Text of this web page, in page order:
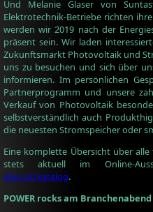
Und Melanie Glaser von
Elektrotechnik-Betriebe richten
werden wir 2019 nach der
präsent sein. Wir laden
Zukunftsmarkt Photovoltaik und
uns zu besuchen und sich über
informieren. Im persönlichen
Partnerprogramm und unsere
Verkauf von Photovoltaik
selbstverständlich auch
die neuesten Stromspeicher oder
Eine komplette Übersicht über
stets aktuell im Online-
days.at/katalog.
POWER rocks am Branchenabend